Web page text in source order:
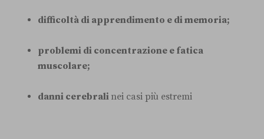
difficoltà di apprendimento e di memoria;
problemi di concentrazione e fatica
muscolare;
danni cerebrali nei casi più estremi